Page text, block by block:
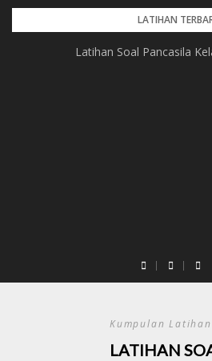
Skip
LATIHAN
Latihan Soal Pancasila
Kumpulan
LATIHAN